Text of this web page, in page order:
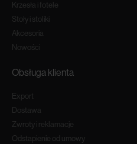
Krzesła i fotele
Stoły i stoliki
Akcesoria
Nowości
Obsługa klienta
Export
Dostawa
Zwroty i reklamacje
Odstapienie od umowy